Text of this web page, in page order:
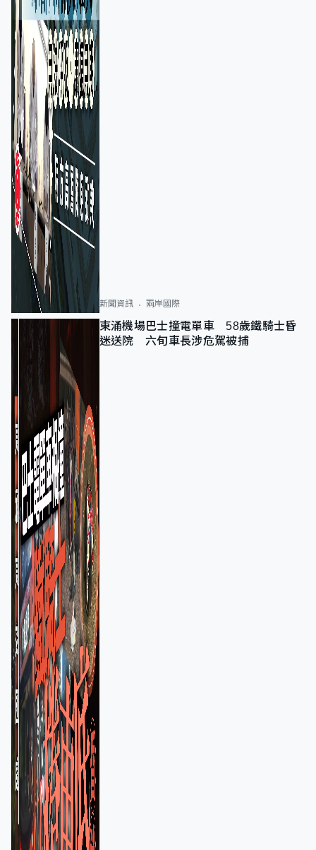
新聞資訊 兩岸國際
東涌機場巴士撞電單車 58歲鐵騎士昏
迷送院 六旬車長涉危駕被捕